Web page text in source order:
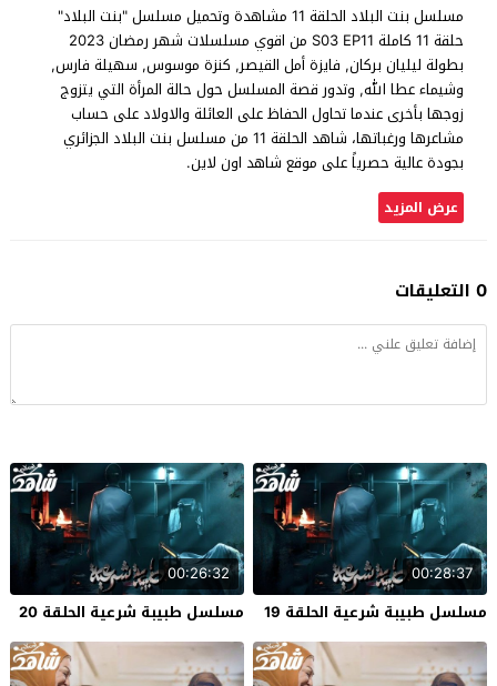
مسلسل بنت البلاد الحلقة 11 مشاهدة وتحميل مسلسل "بنت البلاد"
حلقة 11 كاملة S03 EP11 من اقوي مسلسلات شهر رمضان 2023
بطولة ليليان بركان, فايزة أمل القيصر, كنزة موسوس, سهيلة فارس,
وشيماء عطا الله, وتدور قصة المسلسل حول حالة المرأة التي يتزوج
زوجها بأخرى عندما تحاول الحفاظ على العائلة والاولاد على حساب
مشاعرها ورغباتها، شاهد الحلقة 11 من مسلسل بنت البلاد الجزائري
بجودة عالية حصرياً على موقع شاهد اون لاين.
عرض المزيد
0 التعليقات
00:28:37
مسلسل طبيبة شرعية الحلقة 19
00:26:32
مسلسل طبيبة شرعية الحلقة 20